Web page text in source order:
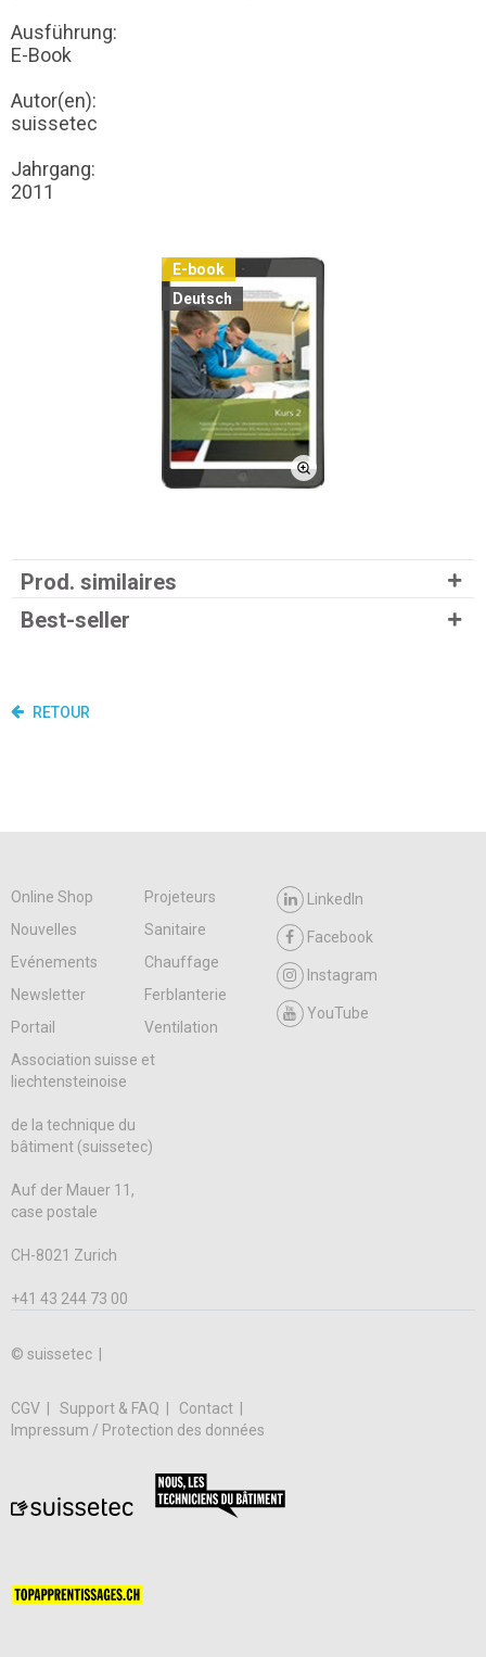
Ausführung:
E-Book
Autor(en):
suissetec
Jahrgang:
2011
E-book
Deutsch
Prod. similaires
Best-seller
RETOUR
Online Shop
Projeteurs
Nouvelles
Sanitaire
Evénements
Chauffage
Newsletter
Ferblanterie
Portail
Ventilation
LinkedIn
Facebook
Instagram
YouTube
Association suisse et
liechtensteinoise
de la technique du
bâtiment (suissetec)
Auf der Mauer 11,
case postale
CH-8021 Zurich
+41 43 244 73 00
© suissetec |
CGV Support & FAQ
Contact
Impressum / Protection des données